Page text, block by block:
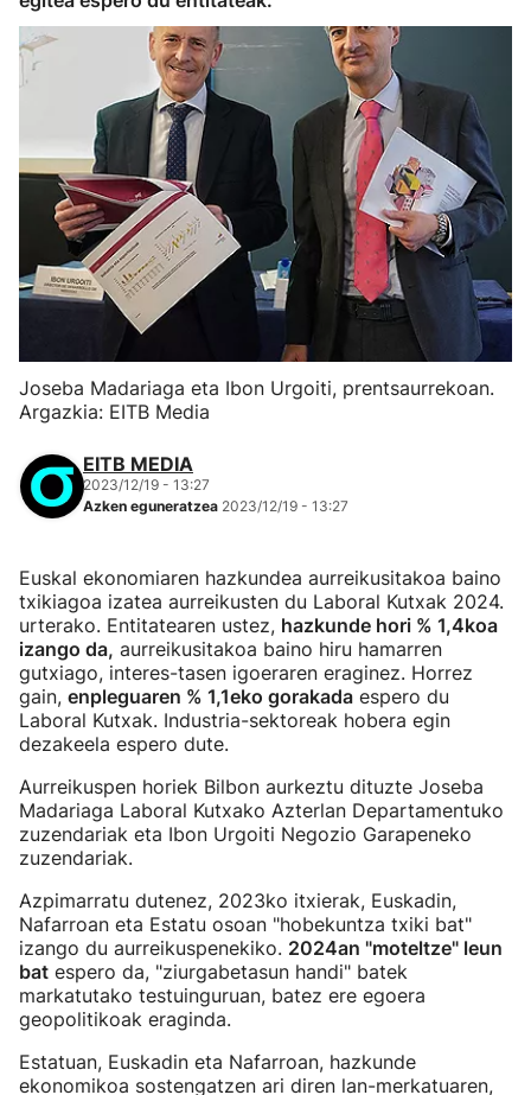
Joseba Madariaga eta Ibon Urgoiti, prentsaurrekoan.
Argazkia: EITB Media
EITB MEDIA
2023/12/19 - 13:27
Azken eguneratzea 2023/12/19 - 13:27
Euskal ekonomiaren hazkundea aurreikusitakoa baino
txikiagoa izatea aurreikusten du Laboral Kutxak 2024.
urterako. Entitatearen ustez, hazkunde hori % 1,4koa
izango da, aurreikusitakoa baino hiru hamarren
gutxiago, interes-tasen igoeraren eraginez. Horrez
gain, enpleguaren % 1,1eko gorakada espero du
Laboral Kutxak. Industria-sektoreak hobera egin
dezakeela espero dute.
Aurreikuspen horiek Bilbon aurkeztu dituzte Joseba
Madariaga Laboral Kutxako Azterlan Departamentuko
zuzendariak eta Ibon Urgoiti Negozio Garapeneko
zuzendariak.
Azpimarratu dutenez, 2023ko itxierak, Euskadin,
Nafarroan eta Estatu osoan "hobekuntza txiki bat"
izango du aurreikuspenekiko. 2024an "moteltze" leun
bat espero da, "ziurgabetasun handi" batek
markatutako testuinguruan, batez ere egoera
geopolitikoak eraginda.
Estatuan, Euskadin eta Nafarroan, hazkunde
ekonomikoa sostengatzen ari diren lan-merkatuaren,